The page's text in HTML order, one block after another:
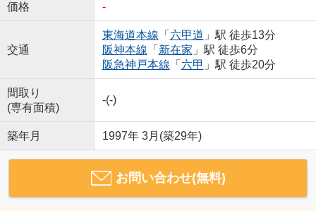
価格 -
交通
東海道本線 「 六甲道 」駅 徒歩13分
阪神本線 「 新在家 」駅 徒歩6分
阪急神戸本線 「 六甲 」駅 徒歩20分
間取り
(専有面積)
-(-)
築年月 1997年 3月(築29年)
お問い合わせ(無料)